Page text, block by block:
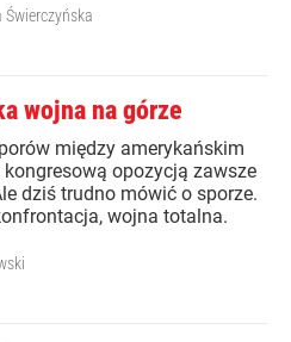
Świerczyńska
wojna na górze
między amerykańskim
kongresową opozycją zawsze
dziś trudno mówić o sporze.
wojna totalna.